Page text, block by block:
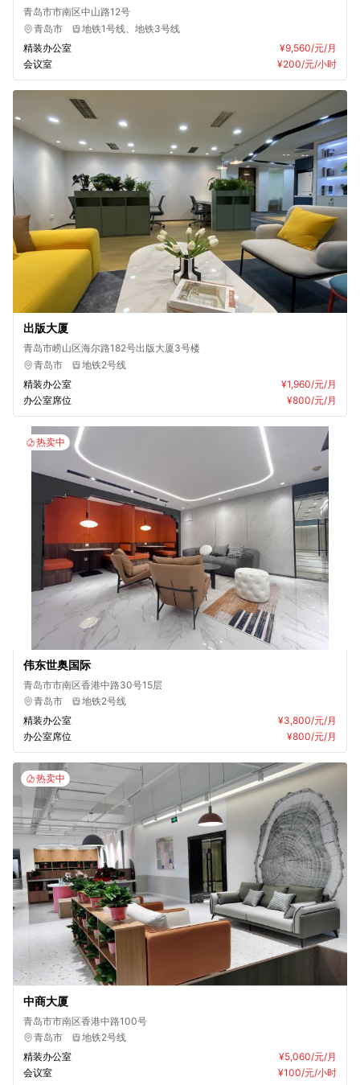
青岛市市南区中山路12号
青岛市
地铁1号线、地铁3号线
精装办公室
¥9,560/元/月
会议室
¥200/元/小时
出版大厦
青岛市崂山区海尔路182号出版大厦3号楼
青岛市
地铁2号线
精装办公室
¥1,960/元/月
办公室席位
¥800/元/月
热卖中
伟东世奥国际
青岛市市南区香港中路30号15层
青岛市
地铁2号线
精装办公室
¥3,800/元/月
办公室席位
¥800/元/月
热卖中
中商大厦
青岛市市南区香港中路100号
青岛市
地铁2号线
精装办公室
¥5,060/元/月
会议室
¥100/元/小时